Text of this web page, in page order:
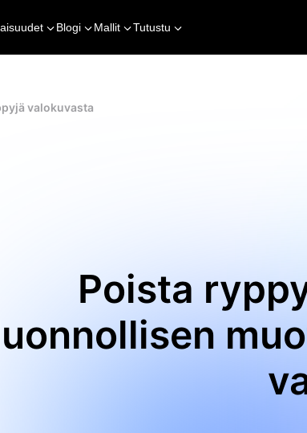
Blogi Mallit Tutustu
valokuvasta
Poista